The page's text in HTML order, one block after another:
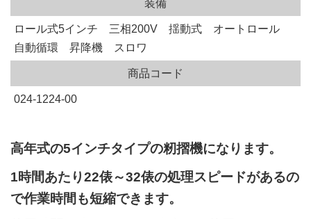
装備
ロール式5インチ 三相200V 揺動式 オートロール
自動循環 昇降機 スロワ
商品コード
024-1224-00
高年式の5インチタイプの籾摺機になります。
1時間あたり22俵～32俵の処理スピードがあるの
で作業時間も短縮できます。